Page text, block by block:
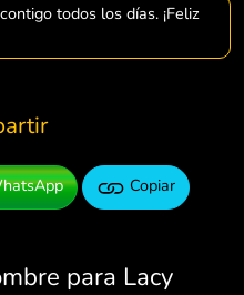
todos los días. ¡Feliz
Copiar
para Lacy